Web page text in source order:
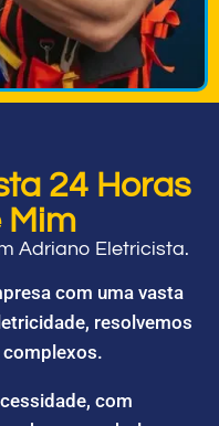
24 Horas
Mim
Adriano Eletricista.
com uma vasta
resolvemos
com